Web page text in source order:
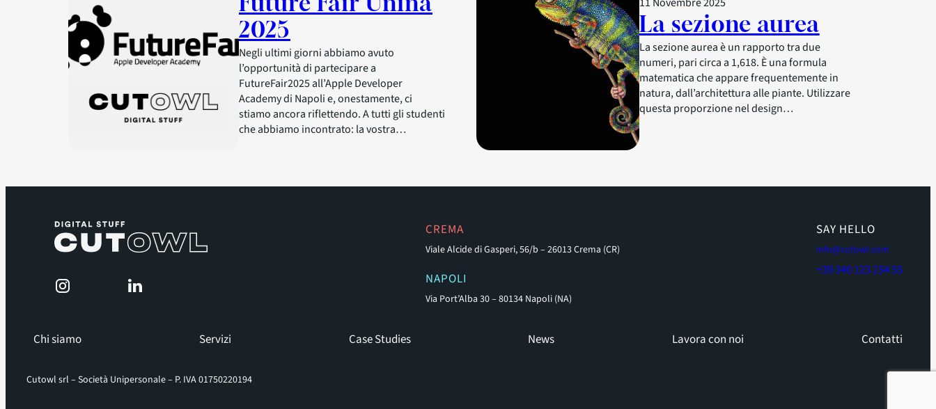
2025
Negli ultimi giorni abbiamo avuto
l’opportunità di partecipare a
FutureFair2025 all’Apple Developer
Academy di Napoli e, onestamente, ci
stiamo ancora riflettendo. A tutti gli studenti
che abbiamo incontrato: la vostra…
La sezione aurea
La sezione aurea è un rapporto tra due
numeri, pari circa a 1,618. È una formula
matematica che appare frequentemente in
natura, dall’architettura alle piante. Utilizzare
questa proporzione nel design…
CREMA
Viale Alcide di Gasperi, 56/b – 26013 Crema (CR)
NAPOLI
Via Port’Alba 30 – 80134 Napoli (NA)
SAY HELLO
info@cutowl.com
+39 340 123 234 55
Chi siamo Servizi Case Studies News Lavora con noi Contatti
Cutowl srl – Società Unipersonale – P. IVA 01750220194